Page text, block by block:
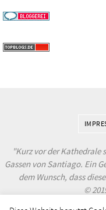
"Kurz vor der
Gassen von Santiago. Ein
dem Wunsch, dass
©